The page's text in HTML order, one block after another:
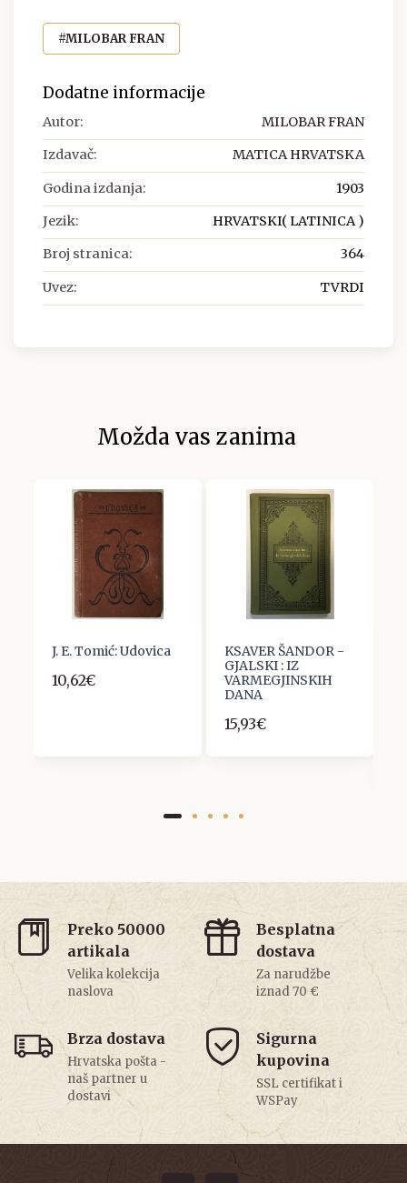
#MILOBAR FRAN
Dodatne informacije
Autor: MILOBAR FRAN
Izdavač: MATICA HRVATSKA
Godina izdanja: 1903
Jezik: HRVATSKI( LATINICA )
Broj stranica: 364
Uvez: TVRDI
Možda vas zanima
J. E. Tomić: Udovica
10,62€
KSAVER ŠANDOR -
GJALSKI : IZ
VARMEGJINSKIH
DANA
15,93€
Preko 50000
artikala
Velika kolekcija
naslova
Besplatna
dostava
Za narudžbe
iznad 70 €
Brza dostava
Hrvatska pošta -
naš partner u
dostavi
Sigurna
kupovina
SSL certifikat i
WSPay